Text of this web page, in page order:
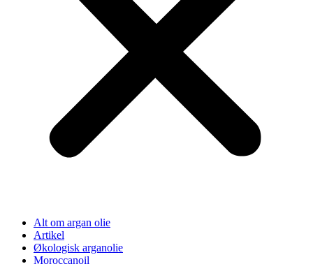
Alt om argan olie
Artikel
Økologisk arganolie
Moroccanoil